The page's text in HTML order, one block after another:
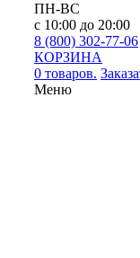
ПН-ВС
с 10:00 до 20:00
8 (800) 302-77-06
КОРЗИНА
0 товаров.
Меню